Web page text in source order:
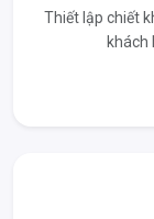
Thiết lập chiết
khách